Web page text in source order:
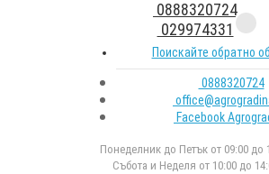
0888320724
029974331
Поискайте обратно
0888320724
Facebook
Понеделник до Петък от 09:00 до
Събота и Неделя от 10:00 до